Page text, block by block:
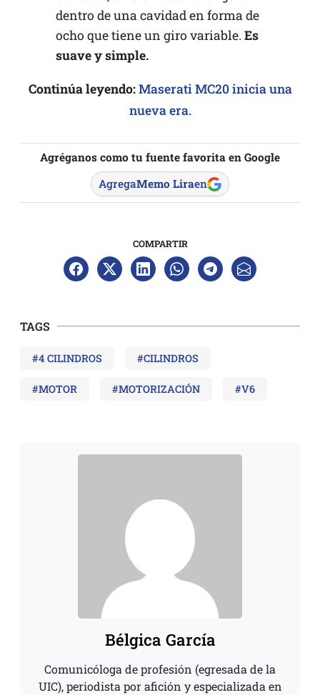
dentro de una cavidad en forma de
ocho que tiene un giro variable. Es
suave y simple.
Continúa leyendo:Maserati MC20 inicia una
nueva era.
Agréganos como tu fuente favorita en Google
AgregaMemo Liraen
COMPARTIR
TAGS
#4 CILINDROS #CILINDROS
#MOTOR #MOTORIZACIÓN #V6
Bélgica García
Comunicóloga de profesión (egresada de la
UIC), periodista por afición y especializada en